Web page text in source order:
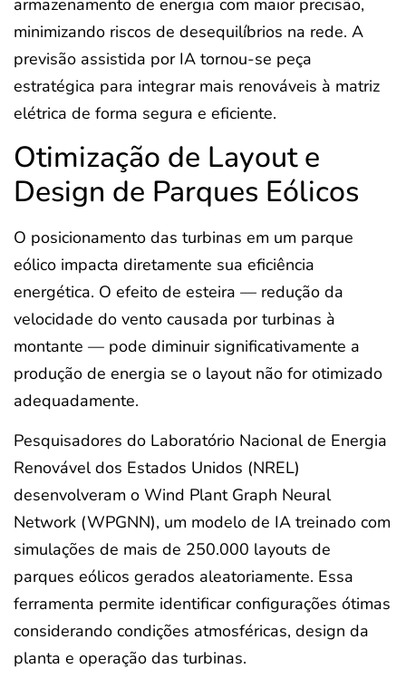
armazenamento de energia com maior precisão,
minimizando riscos de desequilíbrios na rede. A
previsão assistida por IA tornou-se peça
estratégica para integrar mais renováveis à matriz
elétrica de forma segura e eficiente.
Otimização de Layout e
Design de Parques Eólicos
O posicionamento das turbinas em um parque
eólico impacta diretamente sua eficiência
energética. O efeito de esteira — redução da
velocidade do vento causada por turbinas à
montante — pode diminuir significativamente a
produção de energia se o layout não for otimizado
adequadamente.
Pesquisadores do Laboratório Nacional de Energia
Renovável dos Estados Unidos (NREL)
desenvolveram o Wind Plant Graph Neural
Network (WPGNN), um modelo de IA treinado com
simulações de mais de 250.000 layouts de
parques eólicos gerados aleatoriamente. Essa
ferramenta permite identificar configurações ótimas
considerando condições atmosféricas, design da
planta e operação das turbinas.